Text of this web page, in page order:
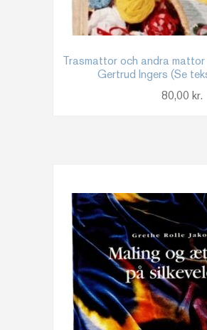
Trasmattor och andra
Gertrud Ingers (Se
80,00 kr.